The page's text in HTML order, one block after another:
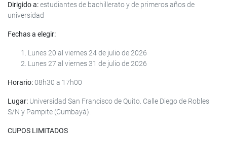
Dirigido a:estudiantes de bachillerato y de primeros años de
universidad
Fechas a elegir:
Lunes 20 al viernes 24 de julio de 2026
Lunes 27 al viernes 31 de julio de 2026
Horario:08h30 a 17h00
Lugar: Universidad San Francisco de Quito. Calle Diego de Robles
S/N y Pampite (Cumbayá).
CUPOS LIMITADOS